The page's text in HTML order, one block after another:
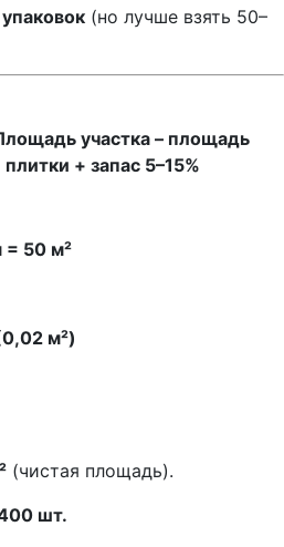
(но лучше взять 50–
участка – площадь
+ запас 5–15%
= 50 м²
м²)
(чистая площадь).
шт.